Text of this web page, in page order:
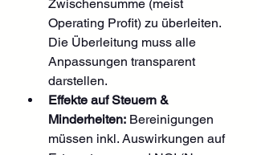
Zwischensumme (meist
Operating Profit) zu überleiten.
Die Überleitung muss alle
Anpassungen transparent
darstellen.
Effekte auf Steuern &
Minderheiten: Bereinigungen
müssen inkl. Auswirkungen auf